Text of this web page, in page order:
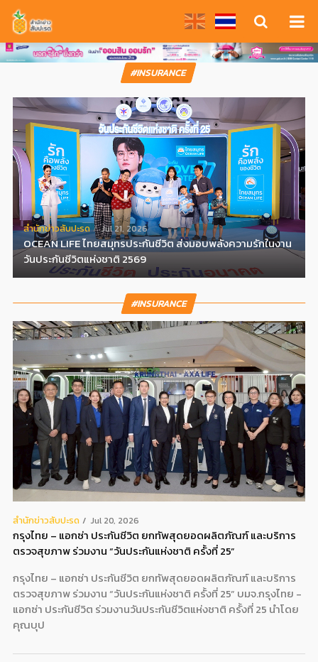
#INSURANCE
สํานักข่าวสับปะรด Jul 21, 2026
OCEAN LIFE ไทยสมุทรประกันชีวิต ส่งมอบพลังความรักในงาน
วันประกันชีวิตแห่งชาติ 2569
#INSURANCE
สํานักข่าวสับปะรด Jul 20, 2026
กรุงไทย – แอกซ่า ประกันชีวิต ยกทัพสุดยอดผลิตภัณฑ์ และบริการ
ตรวจสุขภาพ ร่วมงาน “วันประกันแห่งชาติ ครั้งที่ 25”
กรุงไทย – แอกซ่า ประกันชีวิต ยกทัพสุดยอดผลิตภัณฑ์ และบริการ
ตรวจสุขภาพ ร่วมงาน “วันประกันแห่งชาติ ครั้งที่ 25” บมจ.กรุงไทย -
แอกซ่า ประกันชีวิต ร่วมงานวันประกันชีวิตแห่งชาติ ครั้งที่ 25 นำโดย
คุณบุป